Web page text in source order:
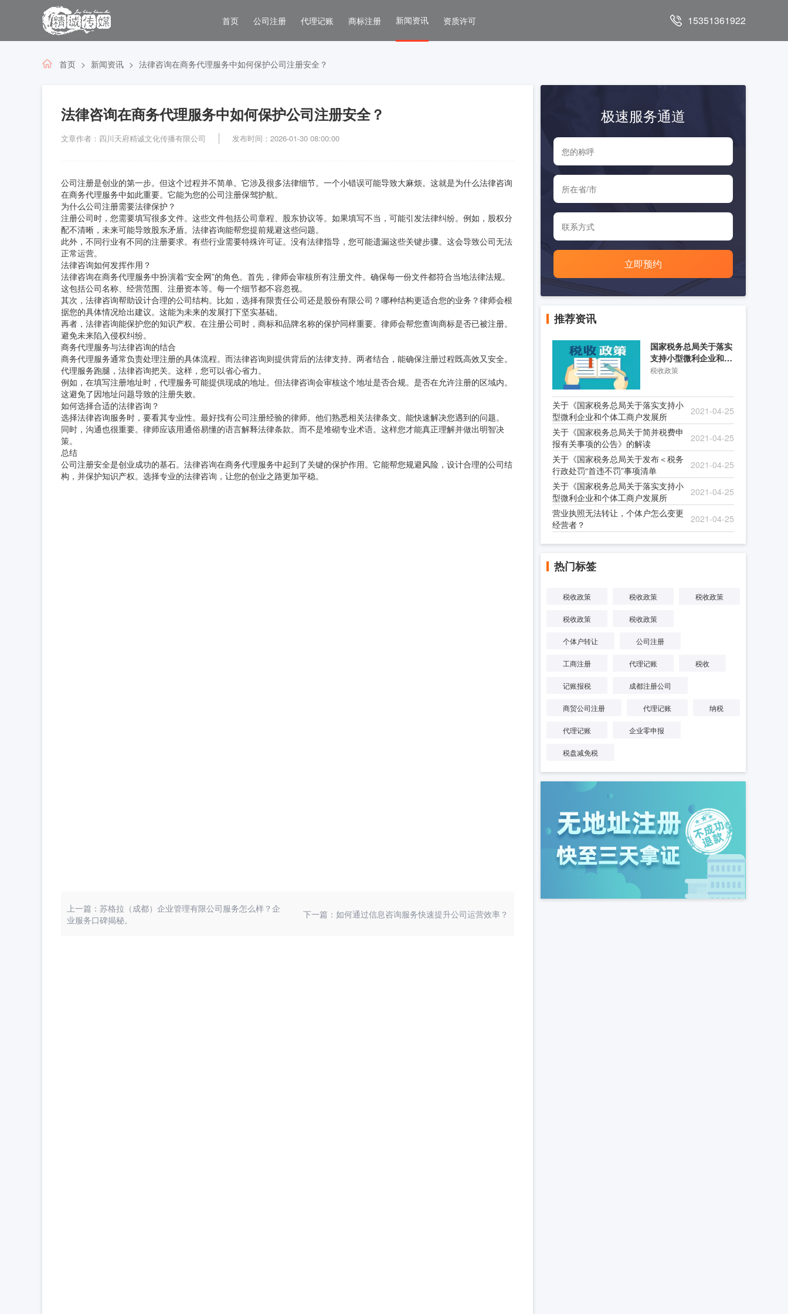
首页 公司注册 代理记账 商标注册 新闻资讯 资质许可 15351361922
首页 新闻资讯 法律咨询在商务代理服务中如何保护公司注册安全？
法律咨询在商务代理服务中如何保护公司注册安全？
文章作者：四川天府精诚文化传播有限公司 发布时间：2026-01-30 08:00:00
公司注册是创业的第一步。但这个过程并不简单。它涉及很多法律细节。一个小错误可能导致大麻烦。这就是为什么法律咨询
在商务代理服务中如此重要。它能为您的公司注册保驾护航。
为什么公司注册需要法律保护？
注册公司时，您需要填写很多文件。这些文件包括公司章程、股东协议等。如果填写不当，可能引发法律纠纷。例如，股权分
配不清晰，未来可能导致股东矛盾。法律咨询能帮您提前规避这些问题。
此外，不同行业有不同的注册要求。有些行业需要特殊许可证。没有法律指导，您可能遗漏这些关键步骤。这会导致公司无法
正常运营。
法律咨询如何发挥作用？
法律咨询在商务代理服务中扮演着“安全网”的角色。首先，律师会审核所有注册文件。确保每一份文件都符合当地法律法规。
这包括公司名称、经营范围、注册资本等。每一个细节都不容忽视。
其次，法律咨询帮助设计合理的公司结构。比如，选择有限责任公司还是股份有限公司？哪种结构更适合您的业务？律师会根
据您的具体情况给出建议。这能为未来的发展打下坚实基础。
再者，法律咨询能保护您的知识产权。在注册公司时，商标和品牌名称的保护同样重要。律师会帮您查询商标是否已被注册。
避免未来陷入侵权纠纷。
商务代理服务与法律咨询的结合
商务代理服务通常负责处理注册的具体流程。而法律咨询则提供背后的法律支持。两者结合，能确保注册过程既高效又安全。
代理服务跑腿，法律咨询把关。这样，您可以省心省力。
例如，在填写注册地址时，代理服务可能提供现成的地址。但法律咨询会审核这个地址是否合规。是否在允许注册的区域内。
这避免了因地址问题导致的注册失败。
如何选择合适的法律咨询？
选择法律咨询服务时，要看其专业性。最好找有公司注册经验的律师。他们熟悉相关法律条文。能快速解决您遇到的问题。
同时，沟通也很重要。律师应该用通俗易懂的语言解释法律条款。而不是堆砌专业术语。这样您才能真正理解并做出明智决
策。
总结
公司注册安全是创业成功的基石。法律咨询在商务代理服务中起到了关键的保护作用。它能帮您规避风险，设计合理的公司结
构，并保护知识产权。选择专业的法律咨询，让您的创业之路更加平稳。
上一篇：苏格拉（成都）企业管理有限公司服务怎么样？企
业服务口碑揭秘。
下一篇：如何通过信息咨询服务快速提升公司运营效率？
极速服务通道
立即预约
推荐资讯
国家税务总局关于落实
支持小型微利企业和个
体工商户发展所得税优
税收政策
关于《国家税务总局关于落实支持小
型微利企业和个体工商户发展所
2021-04-25
关于《国家税务总局关于简并税费申
报有关事项的公告》的解读
2021-04-25
关于《国家税务总局关于发布＜税务
行政处罚“首违不罚”事项清单
2021-04-25
关于《国家税务总局关于落实支持小
型微利企业和个体工商户发展所
2021-04-25
营业执照无法转让，个体户怎么变更
经营者？
2021-04-25
热门标签
税收政策 税收政策 税收政策
税收政策 税收政策
个体户转让 公司注册
工商注册 代理记账 税收
记账报税 成都注册公司
商贸公司注册 代理记账 纳税
代理记账 企业零申报
税盘减免税